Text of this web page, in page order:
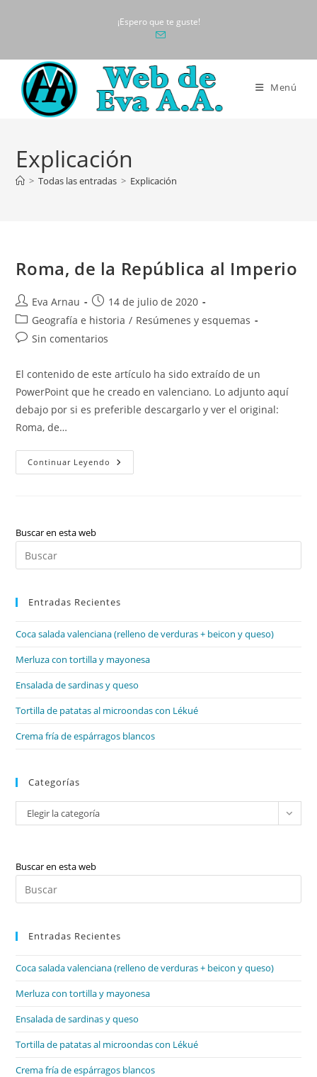
¡Espero que te guste!
Menú
Explicación
> Todas las entradas > Explicación
Roma, de la República al Imperio
Autor
de
la
entrada:
Eva Arnau
Publicación
de
entrada:
14 de julio de 2020
Categoría
de
Geografía e historia / Resúmenes y esquemas
Comentarios
la
entrada:
Sin comentarios
El contenido de este artículo ha sido extraído de un
PowerPoint que he creado en valenciano. Lo adjunto aquí
debajo por si es preferible descargarlo y ver el original:
Roma, de…
Continuar Leyendo Roma,
De
Buscar en esta web
Entradas Recientes
Coca salada valenciana (relleno de verduras + beicon y queso)
Merluza con tortilla y mayonesa
Ensalada de sardinas y queso
Tortilla de patatas al microondas con Lékué
Crema fría de espárragos blancos
Categorías
Categorías
Elegir la categoría
Buscar en esta web
Entradas Recientes
Coca salada valenciana (relleno de verduras + beicon y queso)
Merluza con tortilla y mayonesa
Ensalada de sardinas y queso
Tortilla de patatas al microondas con Lékué
Crema fría de espárragos blancos